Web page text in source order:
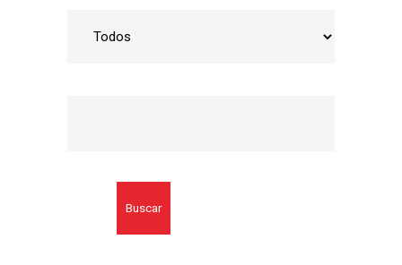
Buscar